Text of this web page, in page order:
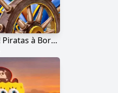
Scooby-Doo! Piratas à Bordo